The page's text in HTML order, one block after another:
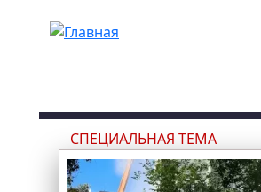
СПЕЦИАЛЬНАЯ ТЕМА